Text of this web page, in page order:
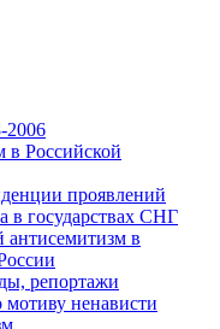
2006
в Российской
проявлений
в государствах СНГ
антисемитизм в
репортажи
ненависти